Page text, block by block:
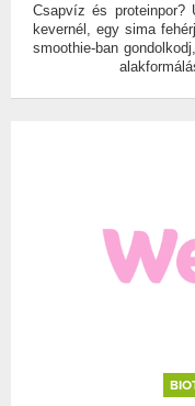
Csapvíz és
kevernél, egy sima
smoothie-ban